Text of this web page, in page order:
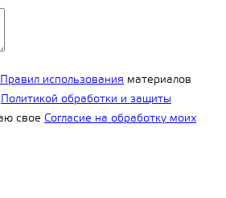
Правил использования материалов
Политикой обработки и защиты
свое Согласие на обработку моих